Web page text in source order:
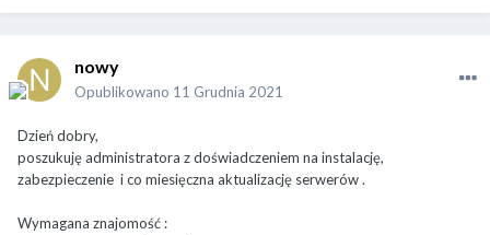
nowy
Opublikowano 11 Grudnia 2021
Dzień dobry,
poszukuję administratora z doświadczeniem na instalację,
zabezpieczenie i co miesięczna aktualizację serwerów .
Wymagana znajomość :